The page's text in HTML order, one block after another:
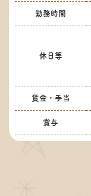
勤務時間
休日等
賃金・手当
賞与